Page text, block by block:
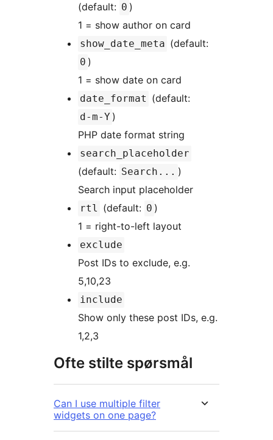
(default: 0 )
1 = show author on card
show_date_meta (default:
0 )
1 = show date on card
date_format (default:
d-m-Y )
PHP date format string
search_placeholder
(default: Search... )
Search input placeholder
rtl (default: 0 )
1 = right-to-left layout
exclude
Post IDs to exclude, e.g.
5,10,23
include
Show only these post IDs, e.g.
1,2,3
Ofte stilte spørsmål
Can I use multiple filter
widgets on one page?